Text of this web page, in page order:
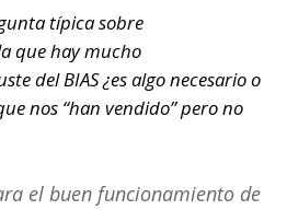
típica sobre
que hay mucho
del BIAS ¿es algo necesario o
nos “han vendido” pero no
el buen funcionamiento de